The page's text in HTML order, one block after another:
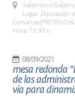
Salamanca
Lugar: Diputación
Hora: 10:30 h.
08/09/2021
mesa redonda
de las
vía para